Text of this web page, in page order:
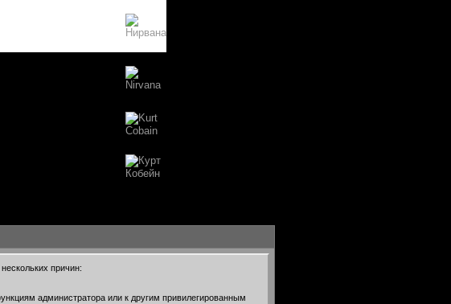
причин:
администратора или к другим привилегированным